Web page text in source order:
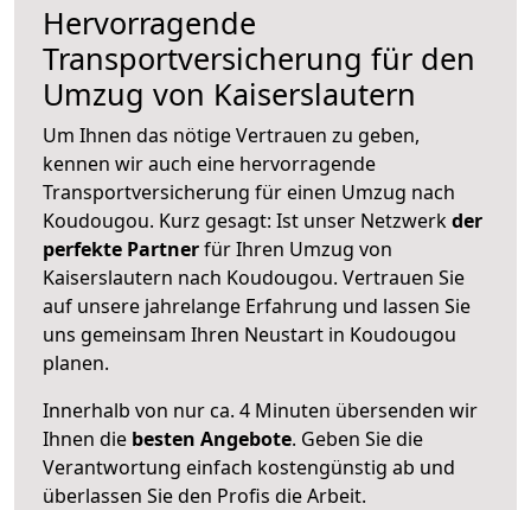
Hervorragende
Transportversicherung für den
Umzug von Kaiserslautern
Um Ihnen das nötige Vertrauen zu geben,
kennen wir auch eine hervorragende
Transportversicherung für einen Umzug nach
Koudougou. Kurz gesagt: Ist unser Netzwerkder
perfekte Partnerfür Ihren Umzug von
Kaiserslautern nach Koudougou. Vertrauen Sie
auf unsere jahrelange Erfahrung und lassen Sie
uns gemeinsam Ihren Neustart in Koudougou
planen.
Innerhalb von nur ca. 4 Minuten übersenden wir
Ihnen die besten Angebote. Geben Sie die
Verantwortung einfach kostengünstig ab und
überlassen Sie den Profis die Arbeit.